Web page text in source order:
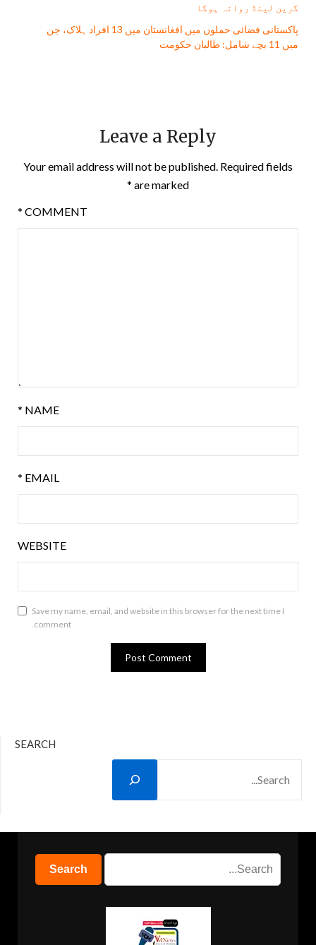
گرین لینڈ روانہ ہوگا
پاکستانی فضائی حملوں میں افغانستان میں 13 افراد ہلاک، جن
میں 11 بچے شامل: طالبان حکومت
Leave a Reply
Your email address will not be published. Required fields
are marked
*
COMMENT
*
NAME
*
EMAIL
*
WEBSITE
Save my name, email, and website in this browser for the next time I
comment.
SEARCH